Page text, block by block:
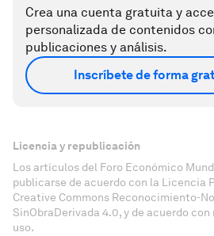
Crea una cuenta gratuita y
personalizada de contenidos
publicaciones y análisis.
Inscríbete de forma
Licencia y republicación
Los artículos del Foro Económico
publicarse de acuerdo con la Licencia
Creative Commons Reconocimiento-
SinObraDerivada 4.0, y de acuerdo
uso.